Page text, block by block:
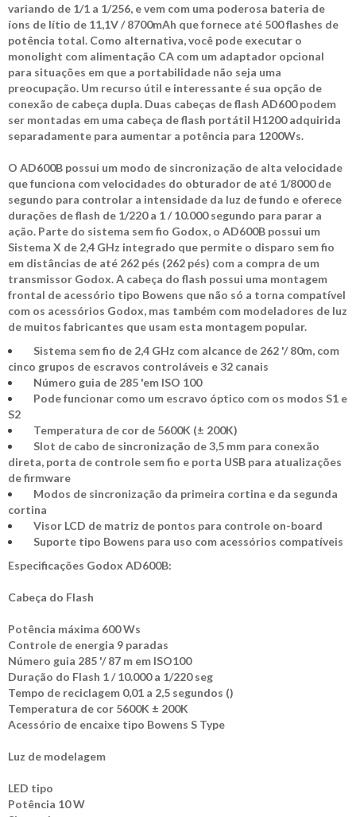
variando de 1/1 a 1/256, e vem com uma poderosa bateria de
íons de lítio de 11,1V / 8700mAh que fornece até 500 flashes de
potência total. Como alternativa, você pode executar o
monolight com alimentação CA com um adaptador opcional
para situações em que a portabilidade não seja uma
preocupação. Um recurso útil e interessante é sua opção de
conexão de cabeça dupla. Duas cabeças de flash AD600 podem
ser montadas em uma cabeça de flash portátil H1200 adquirida
separadamente para aumentar a potência para 1200Ws.
O AD600B possui um modo de sincronização de alta velocidade
que funciona com velocidades do obturador de até 1/8000 de
segundo para controlar a intensidade da luz de fundo e oferece
durações de flash de 1/220 a 1 / 10.000 segundo para parar a
ação. Parte do sistema sem fio Godox, o AD600B possui um
Sistema X de 2,4 GHz integrado que permite o disparo sem fio
em distâncias de até 262 pés (262 pés) com a compra de um
transmissor Godox. A cabeça do flash possui uma montagem
frontal de acessório tipo Bowens que não só a torna compatível
com os acessórios Godox, mas também com modeladores de luz
de muitos fabricantes que usam esta montagem popular.
Sistema sem fio de 2,4 GHz com alcance de 262 '/ 80m, com
cinco grupos de escravos controláveis ​​e 32 canais
Número guia de 285 'em ISO 100
Pode funcionar como um escravo óptico com os modos S1 e
S2
Temperatura de cor de 5600K (± 200K)
Slot de cabo de sincronização de 3,5 mm para conexão
direta, porta de controle sem fio e porta USB para atualizações
de firmware
Modos de sincronização da primeira cortina e da segunda
cortina
Visor LCD de matriz de pontos para controle on-board
Suporte tipo Bowens para uso com acessórios compatíveis
Especificações Godox AD600B:
Cabeça do Flash
Potência máxima 600 Ws
Controle de energia 9 paradas
Número guia 285 '/ 87 m em ISO100
Duração do Flash 1 / 10.000 a 1/220 seg
Tempo de reciclagem 0,01 a 2,5 segundos ()
Temperatura de cor 5600K ± 200K
Acessório de encaixe tipo Bowens S Type
Luz de modelagem
LED tipo
Potência 10 W